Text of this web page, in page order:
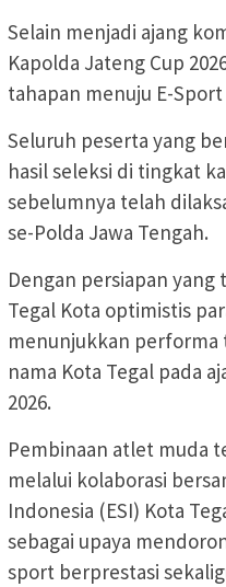
Selain menjadi ajang
Kapolda Jateng Cup
tahapan menuju E-Sport
Seluruh peserta yang
hasil seleksi di tingkat
sebelumnya telah
se-Polda Jawa Tengah.
Dengan persiapan
Tegal Kota optimistis
menunjukkan
nama Kota Tegal pada
2026.
Pembinaan atlet muda
melalui kolaborasi
Indonesia (ESI) Kota
sebagai upaya
sport berprestasi